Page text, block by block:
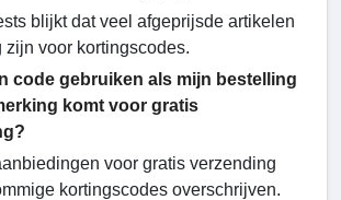
blijkt dat veel afgeprijsde artikelen
zijn voor kortingscodes.
code gebruiken als mijn bestelling
komt voor gratis
voor gratis verzending
kortingscodes overschrijven.